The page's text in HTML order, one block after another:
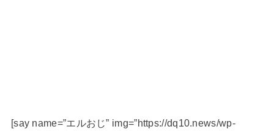
[say name=”エルおじ” img=”https://dq10.news/wp-